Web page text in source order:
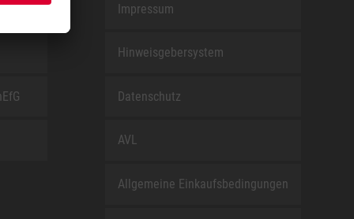
Impressum
Hinweisgebersystem
Datenschutz
AVL
Allgemeine Einkaufsbedingungen